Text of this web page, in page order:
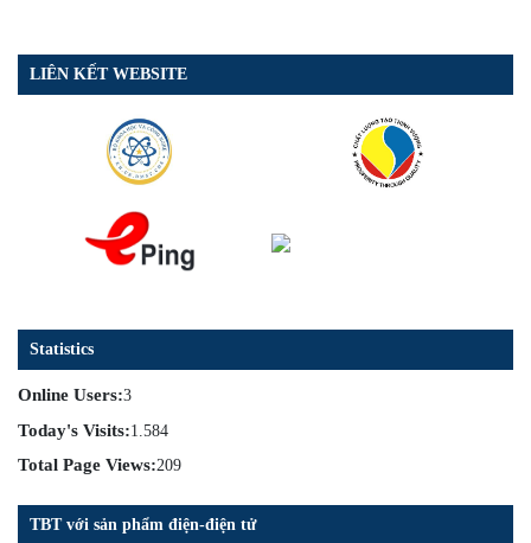
LIÊN KẾT WEBSITE
Statistics
Online Users:3
Today's Visits:1.584
Total Page Views:209
TBT với sản phẩm điện-điện tử